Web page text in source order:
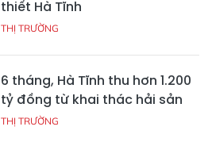
thiết Hà Tĩnh
THỊ TRƯỜNG
6 tháng, Hà Tĩnh thu hơn 1.200
tỷ đồng từ khai thác hải sản
THỊ TRƯỜNG